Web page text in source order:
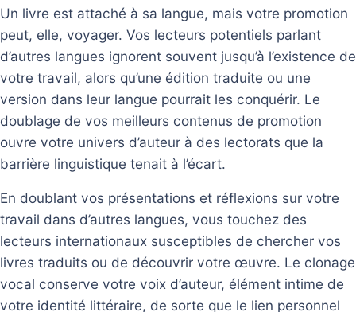
Un livre est attaché à sa langue, mais votre promotion
peut, elle, voyager. Vos lecteurs potentiels parlant
d’autres langues ignorent souvent jusqu’à l’existence de
votre travail, alors qu’une édition traduite ou une
version dans leur langue pourrait les conquérir. Le
doublage de vos meilleurs contenus de promotion
ouvre votre univers d’auteur à des lectorats que la
barrière linguistique tenait à l’écart.
En doublant vos présentations et réflexions sur votre
travail dans d’autres langues, vous touchez des
lecteurs internationaux susceptibles de chercher vos
livres traduits ou de découvrir votre œuvre. Le clonage
vocal conserve votre voix d’auteur, élément intime de
votre identité littéraire, de sorte que le lien personnel